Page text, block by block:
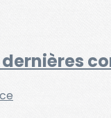
dernières